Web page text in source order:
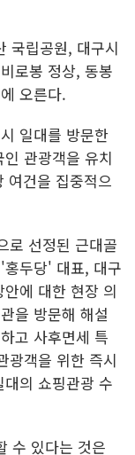
국립공원, 대구시
로봉 정상, 동봉
오른다.
일대를 방문한
관광객을 유치
여건을 집중적으
로 선정된 근대골
두당' 대표, 대구
에 대한 현장 의
을 방문해 해설
고 사후면세 특
광객을 위한 즉시
의 쇼핑관광 수
수 있다는 것은